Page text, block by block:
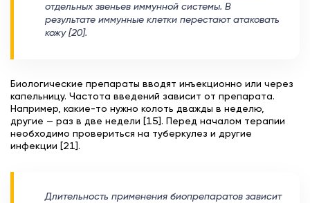
отдельных звеньев иммунной системы. В
результате иммунные клетки перестают атаковать
кожу [20].
Биологические препараты вводят инъекционно или через
капельницу. Частота введений зависит от препарата.
Например, какие-то нужно колоть дважды в неделю,
другие — раз в две недели [15]. Перед началом терапии
необходимо провериться на туберкулез и другие
инфекции [21].
Длительность применения биопрепаратов зависит